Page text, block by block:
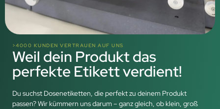
>4000 KUNDEN VERTRAUEN AUF UNS
Weil dein Produkt das
perfekte Etikett verdient!
Du suchst Dosenetiketten, die perfekt zu deinem Produkt
passen? Wir kümmern uns darum – ganz gleich, ob klein, groß